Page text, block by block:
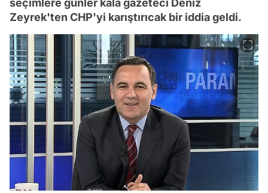
seçimlere günler kala gazeteci Deniz
Zeyrek'ten CHP'yi karıştırıcak bir iddia geldi.